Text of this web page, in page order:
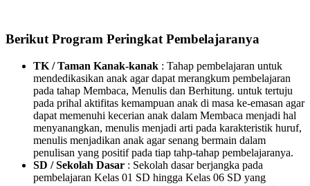
Berikut Program Peringkat Pembelajaranya
TK / Taman Kanak-kanak : Tahap pembelajaran untuk
mendedikasikan anak agar dapat merangkum pembelajaran
pada tahap Membaca, Menulis dan Berhitung. untuk tertuju
pada prihal aktifitas kemampuan anak di masa ke-emasan agar
dapat memenuhi kecerian anak dalam Membaca menjadi hal
menyanangkan, menulis menjadi arti pada karakteristik huruf,
menulis menjadikan anak agar senang bermain dalam
penulisan yang positif pada tiap tahp-tahap pembelajaranya.
SD / Sekolah Dasar : Sekolah dasar berjangka pada
pembelajaran Kelas 01 SD hingga Kelas 06 SD yang